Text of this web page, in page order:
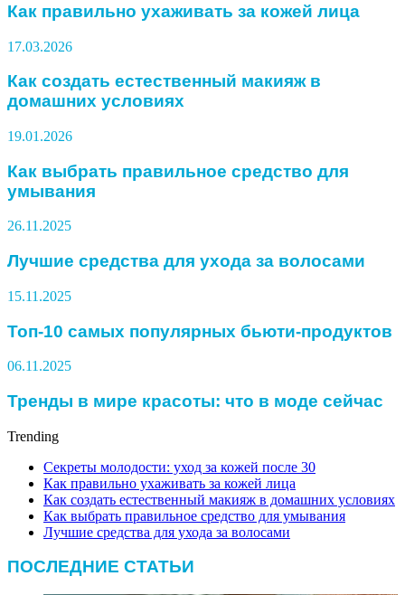
Как правильно ухаживать за кожей лица
17.03.2026
Как создать естественный макияж в
домашних условиях
19.01.2026
Как выбрать правильное средство для
умывания
26.11.2025
Лучшие средства для ухода за волосами
15.11.2025
Топ-10 самых популярных бьюти-продуктов
06.11.2025
Тренды в мире красоты: что в моде сейчас
Trending
Секреты молодости: уход за кожей после 30
Как правильно ухаживать за кожей лица
Как создать естественный макияж в домашних условиях
Как выбрать правильное средство для умывания
Лучшие средства для ухода за волосами
ПОСЛЕДНИЕ СТАТЬИ